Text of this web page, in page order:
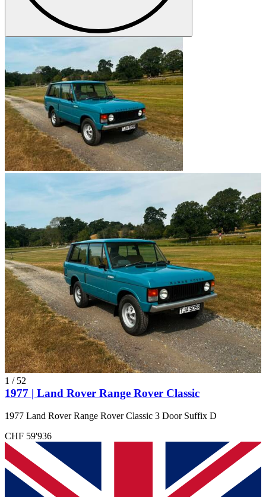
1 / 52
1977 | Land Rover Range Rover Classic
1977 Land Rover Range Rover Classic 3 Door Suffix D
CHF 59'936